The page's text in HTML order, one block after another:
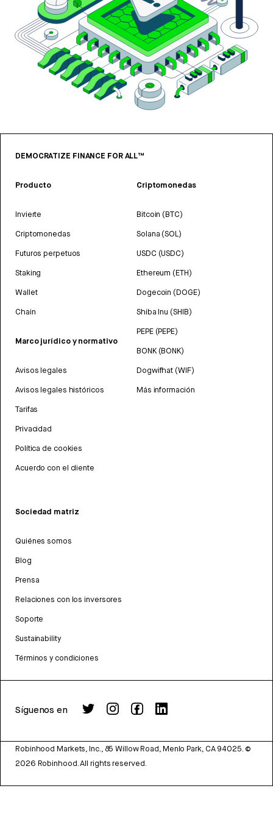
DEMOCRATIZE FINANCE FOR ALL™
Producto
Invierte
Criptomonedas
Futuros perpetuos
Staking
Wallet
Chain
Marco jurídico y normativo
Avisos legales
Avisos legales históricos
Tarifas
Privacidad
Política de cookies
Acuerdo con el cliente
Criptomonedas
Bitcoin (BTC)
Solana (SOL)
USDC (USDC)
Ethereum (ETH)
Dogecoin (DOGE)
Shiba Inu (SHIB)
PEPE (PEPE)
BONK (BONK)
Dogwifhat (WIF)
Más información
Sociedad matriz
Quiénes somos
Blog
Prensa
Relaciones con los inversores
Soporte
Sustainability
Términos y condiciones
Síguenos en
Robinhood Markets, Inc., 85 Willow Road, Menlo Park, CA 94025. ©
2026 Robinhood. All rights reserved.